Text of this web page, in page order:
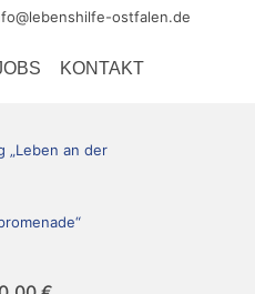
ostfalen.de
KONTAKT